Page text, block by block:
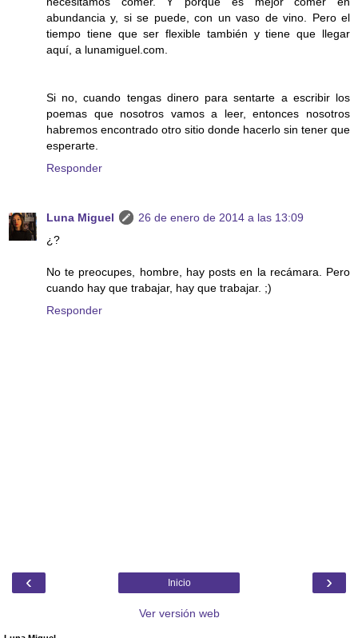
abundancia y, si se puede, con un vaso de vino. Pero el
tiempo tiene que ser flexible también y tiene que llegar
aquí, a lunamiguel.com.
Si no, cuando tengas dinero para sentarte a escribir los
poemas que nosotros vamos a leer, entonces nosotros
habremos encontrado otro sitio donde hacerlo sin tener que
esperarte.
Responder
Luna Miguel
26 de enero de 2014 a las 13:09
¿?
No te preocupes, hombre, hay posts en la recámara. Pero
cuando hay que trabajar, hay que trabajar. ;)
Responder
‹ ›
Inicio
Ver versión web